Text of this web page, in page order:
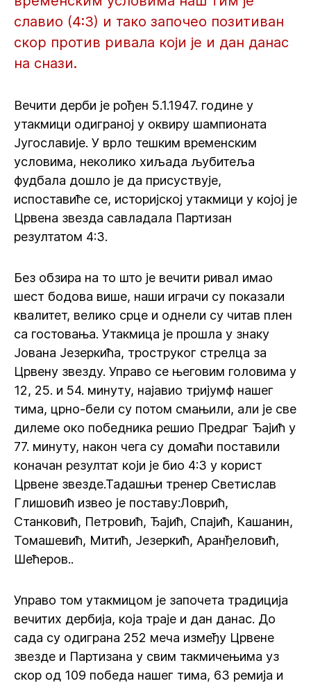
славио (4:3) и тако започео позитиван
скор против ривала који је и дан данас
на снази.
Вечити дерби је рођен 5.1.1947. године у
утакмици одиграној у оквиру шампионата
Југославије. У врло тешким временским
условима, неколико хиљада љубитеља
фудбала дошло је да присуствује,
испоставиће се, историјској утакмици у којој је
Црвена звезда савладала Партизан
резултатом 4:3.
Без обзира на то што је вечити ривал имао
шест бодова више, наши играчи су показали
квалитет, велико срце и однели су читав плен
са гостовања. Утакмица је прошла у знаку
Јована Језеркића, троструког стрелца за
Црвену звезду. Управо се његовим головима у
12, 25. и 54. минуту, најавио тријумф нашег
тима, црно-бели су потом смањили, али је све
дилеме око победника решио Предраг Ђајић у
77. минуту, након чега су домаћи поставили
коначан резултат који је био 4:3 у корист
Црвене звезде.Тадашњи тренер Светислав
Глишовић извео је поставу:Ловрић,
Станковић, Петровић, Ђајић, Спајић, Кашанин,
Томашевић, Митић, Језеркић, Аранђеловић,
Шећеров..
Управо том утакмицом је започета традиција
вечитих дербија, која траје и дан данас. До
сада су одиграна 252 меча између Црвене
звезде и Партизана у свим такмичењима уз
скор од 109 победа нашег тима, 63 ремија и